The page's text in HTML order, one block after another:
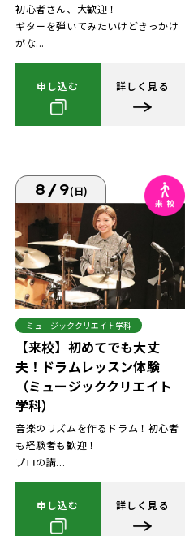
初心者さん、大歓迎！
ギターを弾いてみたいけどきっかけ
がな...
申し込む 詳しく見る
8/9(日)
ミュージッククリエイト学科
【来校】初めてでも大丈
夫！ドラムレッスン体験
（ミュージッククリエイト
学科）
音楽のリズムを作るドラム！初心者
も経験者も歓迎！
プロの講...
申し込む 詳しく見る